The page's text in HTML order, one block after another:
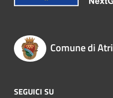
Comune di Atri
SEGUICI SU